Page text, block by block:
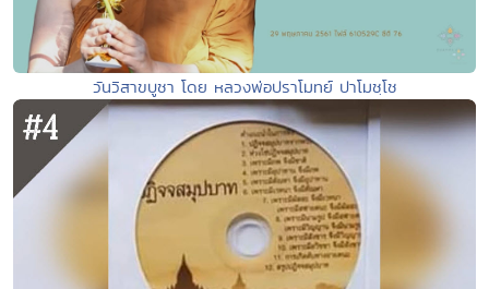
วันวิสาขบูชา โดย หลวงพ่อปราโมทย์ ปาโมชฺโช